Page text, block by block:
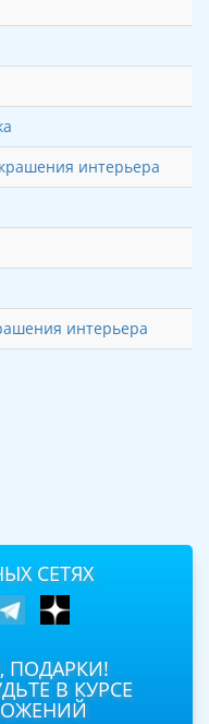
интерьера
интерьера
СЕТЯХ
ПОДАРКИ!
В КУРСЕ